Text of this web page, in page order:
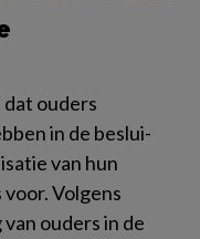
ouders
in de beslui-
van hun
Volgens
ouders in de